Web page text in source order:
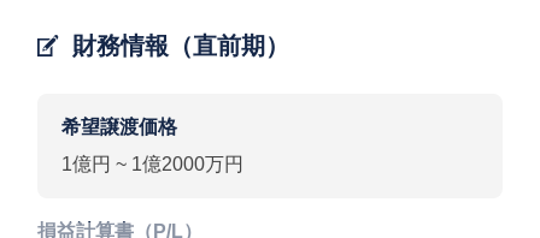
財務情報（直前期）
希望譲渡価格
1億円 ~ 1億2000万円
損益計算書（P/L）